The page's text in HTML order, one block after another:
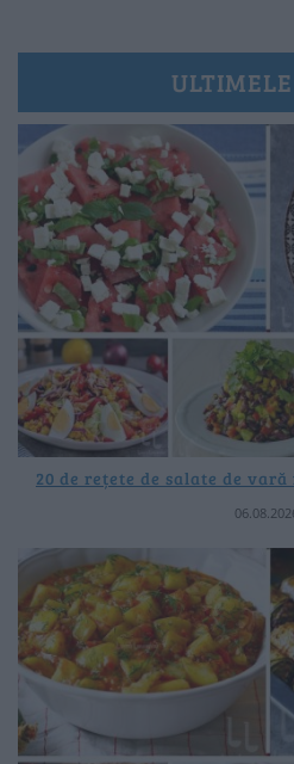
20 de rețete de salate de